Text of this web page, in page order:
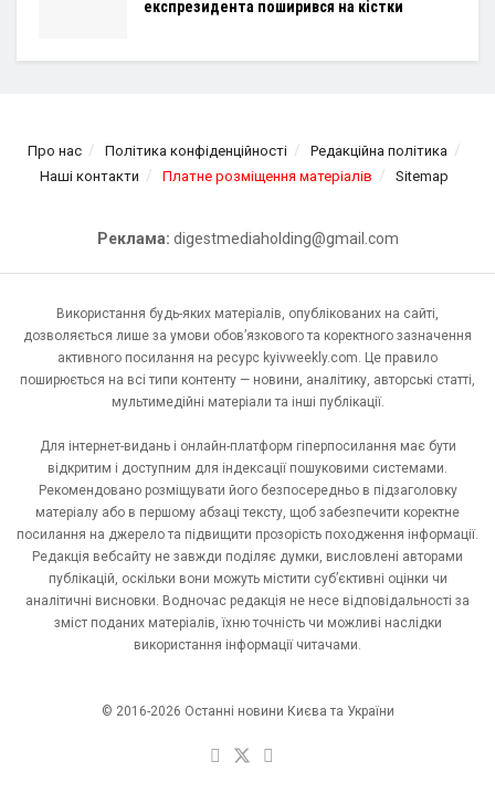
експрезидента поширився на кістки
Про нас Політика конфіденційності
Редакційна політика
Наші контакти
Платне розміщення матеріалів Sitemap
Реклама: digestmediaholding@gmail.com
Використання будь-яких матеріалів, опублікованих на сайті,
дозволяється лише за умови обов’язкового та коректного зазначення
активного посилання на ресурс kyivweekly.com. Це правило
поширюється на всі типи контенту — новини, аналітику, авторські статті,
мультимедійні матеріали та інші публікації.
Для інтернет-видань і онлайн-платформ гіперпосилання має бути
відкритим і доступним для індексації пошуковими системами.
Рекомендовано розміщувати його безпосередньо в підзаголовку
матеріалу або в першому абзаці тексту, щоб забезпечити коректне
посилання на джерело та підвищити прозорість походження інформації.
Редакція вебсайту не завжди поділяє думки, висловлені авторами
публікацій, оскільки вони можуть містити суб’єктивні оцінки чи
аналітичні висновки. Водночас редакція не несе відповідальності за
зміст поданих матеріалів, їхню точність чи можливі наслідки
використання інформації читачами.
© 2016-2026 Останні новини Києва та України